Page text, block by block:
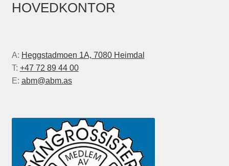
HOVEDKONTOR
A: Heggstadmoen 1A, 7080 Heimdal
T: +47 72 89 44 00
E: abm@abm.as